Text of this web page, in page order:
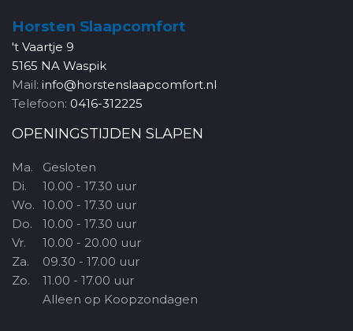
Horsten Slaapcomfort
't Vaartje 9
5165 NA Waspik
Mail: info@horstenslaapcomfort.nl
Telefoon: 0416-312225
OPENINGSTIJDEN SLAPEN
Ma.
Di.
Wo.
Do.
Vr.
Za.
Zo.
Gesloten
10.00 - 17.30 uur
10.00 - 17.30 uur
10.00 - 17.30 uur
10.00 - 20.00 uur
09.30 - 17.00 uur
11.00 - 17.00 uur
Alleen op Koopzondagen